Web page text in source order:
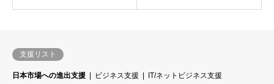
支援リスト
日本市場への進出支援 ビジネス支援 IT/ネットビジネス支援